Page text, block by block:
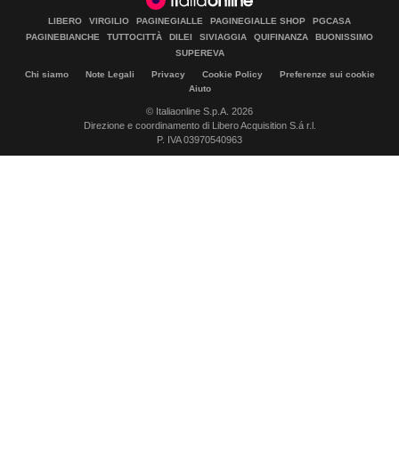
LIBERO VIRGILIO PAGINEGIALLE PAGINEGIALLE SHOP
PGCASA
PAGINEBIANCHE
TUTTOCITTÀ DILEI SIVIAGGIA QUIFINANZA
BUONISSIMO
SUPEREVA
Chi siamo Note Legali Privacy Cookie Policy
Preferenze sui cookie
Aiuto
© Italiaonline S.p.A. 2026
Direzione e coordinamento di Libero Acquisition S.á r.l.
P. IVA 03970540963